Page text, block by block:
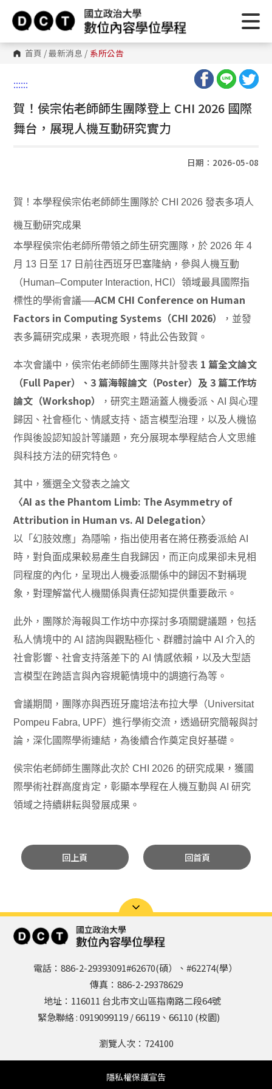
首頁 /最新消息 / 系所公告
::::::
賀！侯宗佑老師師生團隊登上 CHI 2026 國際
舞台，展現人機互動研究實力
日期：2026-05-08
賀！本學程侯宗佑老師師生團隊於 CHI 2026 發表多項人
機互動研究成果
本學程侯宗佑老師所帶領之師生研究團隊，於 2026 年 4
月 13 日至 17 日前往西班牙巴塞隆納，參與人機互動
（Human–Computer Interaction, HCI）領域最具國際指
標性的學術會議──ACM CHI Conference on Human
Factors in Computing Systems（CHI 2026）
，並發
表多篇研究成果，表現亮眼，特此公告致賀。
本次會議中，侯宗佑老師師生團隊共計發表 1 篇全文論文
（Full Paper）、3 篇海報論文（Poster）及 3 篇工作坊
論文（Workshop）
，研究主題涵蓋人機委派、AI 與心理
歸因、社會極化、情感支持、語言模型治理，以及人機協
作與後設認知設計等議題，充分展現本學程結合人文思維
與科技方法的研究特色。
其中，獲選全文發表之論文
〈AI as the Phantom Limb: The Asymmetry of
Attribution in Human vs. AI Delegation〉
以「幻肢效應」為隱喻，指出使用者在將任務委派給 AI
時，對負面成果較易產生自我歸因，而正向成果卻未見相
同程度的內化，呈現出人機委派關係中的歸因不對稱現
象，對理解當代人機關係與責任認知提供重要啟示。
此外，團隊於海報與工作坊中亦探討多項關鍵議題，包括
私人情境中的 AI 諮詢與觀點極化、群體討論中 AI 介入的
社會影響、社會支持落差下的 AI 情感依賴，以及大型語
言模型在跨語言與內容規範情境中的調適行為等。
會議期間，團隊亦與西班牙龐培法布拉大學（Universitat
Pompeu Fabra, UPF）進行學術交流，透過研究簡報與討
論，深化國際學術連結，為後續合作奠定良好基礎。
侯宗佑老師師生團隊此次於 CHI 2026 的研究成果，獲國
際學術社群高度肯定，彰顯本學程在人機互動與 AI 研究
領域之持續耕耘與發展成果。
回上頁 回首頁
電話：886-2-29393091#62670(碩）、#62274(學）
傳真：886-2-29378629
地址：116011 台北市文山區指南路二段64號
緊急聯絡 : 0919099119 / 66119、66110 (校園)
瀏覽人次： 724100
隱私權保護宣告